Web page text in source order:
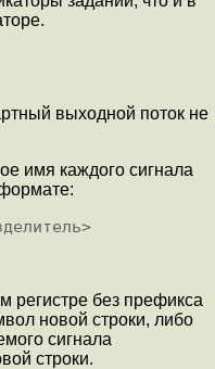
выходной поток не
имя каждого сигнала
регистре без префикса
новой строки, либо
сигнала
строки.